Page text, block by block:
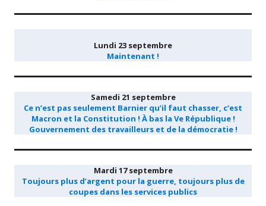
Lundi 23 septembre
Maintenant !
Samedi 21 septembre
Ce n’est pas seulement Barnier qu’il faut chasser, c’est
Macron et la Constitution ! À bas la Ve République !
Gouvernement des travailleurs et de la démocratie !
Mardi 17 septembre
Toujours plus d’argent pour la guerre, toujours plus de
coupes dans les services publics